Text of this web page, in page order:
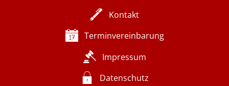
Kontakt
Terminvereinbarung
Impressum
Datenschutz